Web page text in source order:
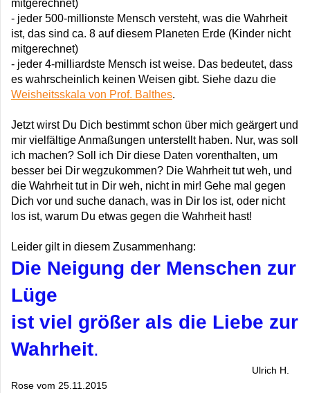
mitgerechnet)
- jeder 500-millionste Mensch versteht, was die Wahrheit
ist, das sind ca. 8 auf diesem Planeten Erde (Kinder nicht
mitgerechnet)
- jeder 4-milliardste Mensch ist weise. Das bedeutet, dass
es wahrscheinlich keinen Weisen gibt. Siehe dazu die
Weisheitsskala von Prof. Balthes.
Jetzt wirst Du Dich bestimmt schon über mich geärgert und
mir vielfältige Anmaßungen unterstellt haben. Nur, was soll
ich machen? Soll ich Dir diese Daten vorenthalten, um
besser bei Dir wegzukommen? Die Wahrheit tut weh, und
die Wahrheit tut in Dir weh, nicht in mir! Gehe mal gegen
Dich vor und suche danach, was in Dir los ist, oder nicht
los ist, warum Du etwas gegen die Wahrheit hast!
Leider gilt in diesem Zusammenhang:
Die Neigung der Menschen zur
Lüge
ist viel größer als die Liebe zur
Wahrheit.
Ulrich H.
Rose vom 25.11.2015